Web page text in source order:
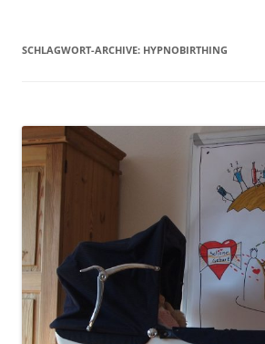
SCHLAGWORT-ARCHIVE: HYPNOBIRTHING